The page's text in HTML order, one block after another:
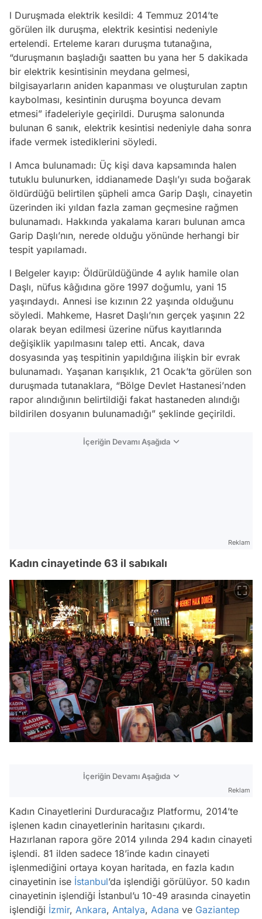
l Duruşmada elektrik kesildi: 4 Temmuz 2014’te
görülen ilk duruşma, elektrik kesintisi nedeniyle
ertelendi. Erteleme kararı duruşma tutanağına,
“duruşmanın başladığı saatten bu yana her 5 dakikada
bir elektrik kesintisinin meydana gelmesi,
bilgisayarların aniden kapanması ve oluşturulan zaptın
kaybolması, kesintinin duruşma boyunca devam
etmesi” ifadeleriyle geçirildi. Duruşma salonunda
bulunan 6 sanık, elektrik kesintisi nedeniyle daha sonra
ifade vermek istediklerini söyledi.
l Amca bulunamadı: Üç kişi dava kapsamında halen
tutuklu bulunurken, iddianamede Daşlı’yı suda boğarak
öldürdüğü belirtilen şüpheli amca Garip Daşlı, cinayetin
üzerinden iki yıldan fazla zaman geçmesine rağmen
bulunamadı. Hakkında yakalama kararı bulunan amca
Garip Daşlı’nın, nerede olduğu yönünde herhangi bir
tespit yapılamadı.
l Belgeler kayıp: Öldürüldüğünde 4 aylık hamile olan
Daşlı, nüfus kâğıdına göre 1997 doğumlu, yani 15
yaşındaydı. Annesi ise kızının 22 yaşında olduğunu
söyledi. Mahkeme, Hasret Daşlı’nın gerçek yaşının 22
olarak beyan edilmesi üzerine nüfus kayıtlarında
değişiklik yapılmasını talep etti. Ancak, dava
dosyasında yaş tespitinin yapıldığına ilişkin bir evrak
bulunamadı. Yaşanan karışıklık, 21 Ocak’ta görülen son
duruşmada tutanaklara, “Bölge Devlet Hastanesi’nden
rapor alındığının belirtildiği fakat hastaneden alındığı
bildirilen dosyanın bulunamadığı” şeklinde geçirildi.
İçeriğin Devamı Aşağıda
Reklam
Kadın cinayetinde 63 il sabıkalı
İçeriğin Devamı Aşağıda
Reklam
Kadın Cinayetlerini Durduracağız Platformu, 2014’te
işlenen kadın cinayetlerinin haritasını çıkardı.
Hazırlanan rapora göre 2014 yılında 294 kadın cinayeti
işlendi. 81 ilden sadece 18’inde kadın cinayeti
işlenmediğini ortaya koyan haritada, en fazla kadın
cinayetinin ise İstanbul’da işlendiği görülüyor. 50 kadın
cinayetinin işlendiği İstanbul’u 10-49 arasında cinayetin
işlendiği İzmir, Ankara, Antalya, Adana ve Gaziantep